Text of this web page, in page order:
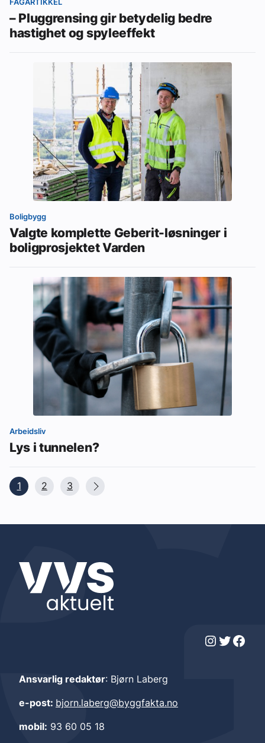
– Pluggrensing gir betydelig bedre
hastighet og spyleeffekt
Boligbygg
Valgte komplette Geberit-løsninger i
boligprosjektet Varden
Arbeidsliv
Lys i tunnelen?
1 2 3
Instagram Twitter Facebook
Ansvarlig redaktør: Bjørn Laberg
e-post: bjorn.laberg@byggfakta.no
mobil: 93 60 05 18